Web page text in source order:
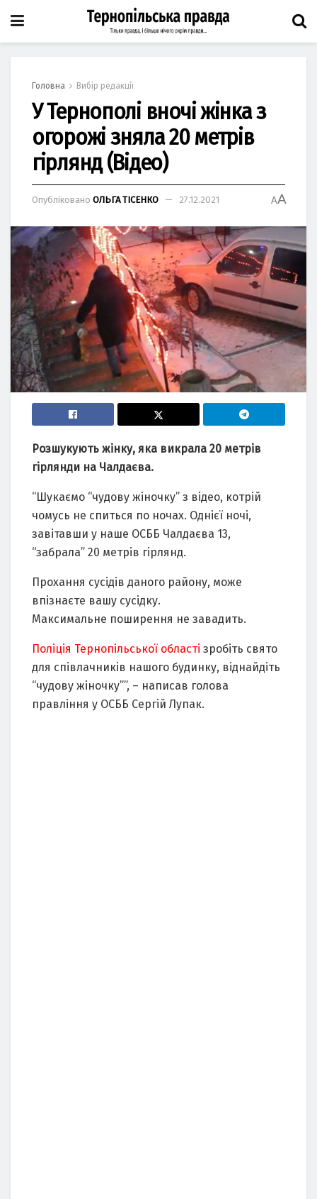
Головна Вибір редакції
У Тернополі вночі жінка з
огорожі зняла 20 метрів
гірлянд (Відео)
Опубліковано ОЛЬГА ТІСЕНКО 27.12.2021 AA
Розшукують жінку, яка викрала 20 метрів
гірлянди на Чалдаєва.
“Шукаємо “чудову жіночку” з відео, котрій
чомусь не спиться по ночах. Однієї ночі,
завітавши у наше ОСББ Чалдаєва 13,
“забрала” 20 метрів гірлянд.
Прохання сусідів даного району, може
впізнаєте вашу сусідку.
Максимальне поширення не завадить.
Поліція Тернопільської області зробіть свято
для співлачників нашого будинку, віднайдіть
“чудову жіночку””, – написав голова
правління у ОСББ Сергій Лупак.